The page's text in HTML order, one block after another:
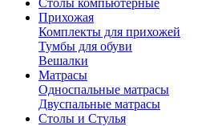
Столы компьютерные
Прихожая
Комплекты для прихожей
Тумбы для обуви
Вешалки
Матрасы
Односпальные матрасы
Двуспальные матрасы
Столы и Стулья